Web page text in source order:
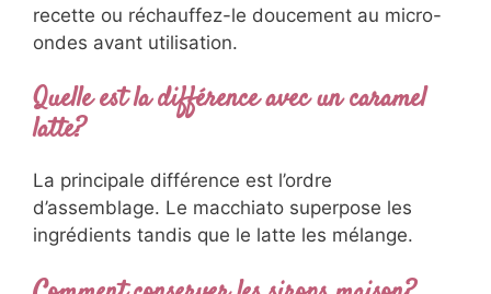
recette ou réchauffez-le doucement au micro-
ondes avant utilisation.
Quelle est la différence avec un caramel
latte?
La principale différence est l’ordre
d’assemblage. Le macchiato superpose les
ingrédients tandis que le latte les mélange.